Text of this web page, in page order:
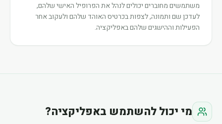
משתמשים מחוברים יכולים לנהל את הפרופיל האישי שלהם,
לעדכן שם ותמונה, לצפות בכרטיס האוהד שלהם ולעקוב אחר
הפעילות וההישגים שלהם באפליקציה.
מי יכול להשתמש באפליקציה?